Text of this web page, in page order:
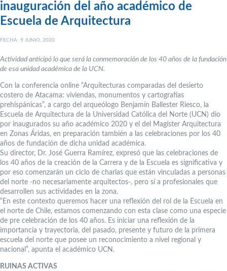
inauguración del año académico de
Escuela de Arquitectura
FECHA: 9 JUNIO, 2020
Actividad anticipó lo que será la conmemoración de los 40 años de la fundación
de esa unidad académica de la UCN.
Con la conferencia online “Arquitecturas comparadas del desierto
costero de Atacama: viviendas, monumentos y cartografías
prehispánicas”, a cargo del arqueólogo Benjamín Ballester Riesco, la
Escuela de Arquitectura de la Universidad Católica del Norte (UCN) dio
por inaugurados su año académico 2020 y el del Magíster Arquitectura
en Zonas Áridas, en preparación también a las celebraciones por los 40
años de fundación de dicha unidad académica.
Su director, Dr. José Guerra Ramírez, expresó que las celebraciones de
los 40 años de la creación de la Carrera y de la Escuela es significativa y
por eso comenzarán un ciclo de charlas que están vinculadas a personas
del norte -no necesariamente arquitectos-, pero sí a profesionales que
desarrollen sus actividades en la zona.
“En este contexto queremos hacer una reflexión del rol de la Escuela en
el norte de Chile, estamos comenzando con esta clase como una especie
de pre celebración de los 40 años. Es iniciar una reflexión de la
importancia y trayectoria, del pasado, presente y futuro de la primera
escuela del norte que posee un reconocimiento a nivel regional y
nacional”, apunta el académico UCN.
RUINAS ACTIVAS